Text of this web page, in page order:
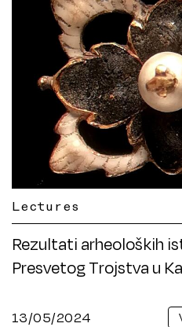
Lectures
Rezultati arheoloških
Presvetog Trojstva u
13/05/2024